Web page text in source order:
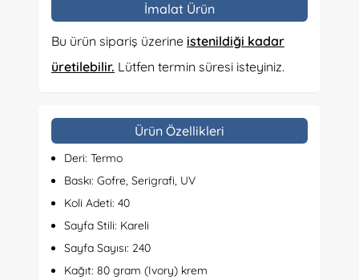
İmalat Ürün
Bu ürün sipariş üzerine istenildiği kadar
üretilebilir. Lütfen termin süresi isteyiniz.
Ürün Özellikleri
Deri: Termo
Baskı: Gofre, Serigrafi, UV
Koli Adeti: 40
Sayfa Stili: Kareli
Sayfa Sayısı: 240
Kağıt: 80 gram (Ivory) krem